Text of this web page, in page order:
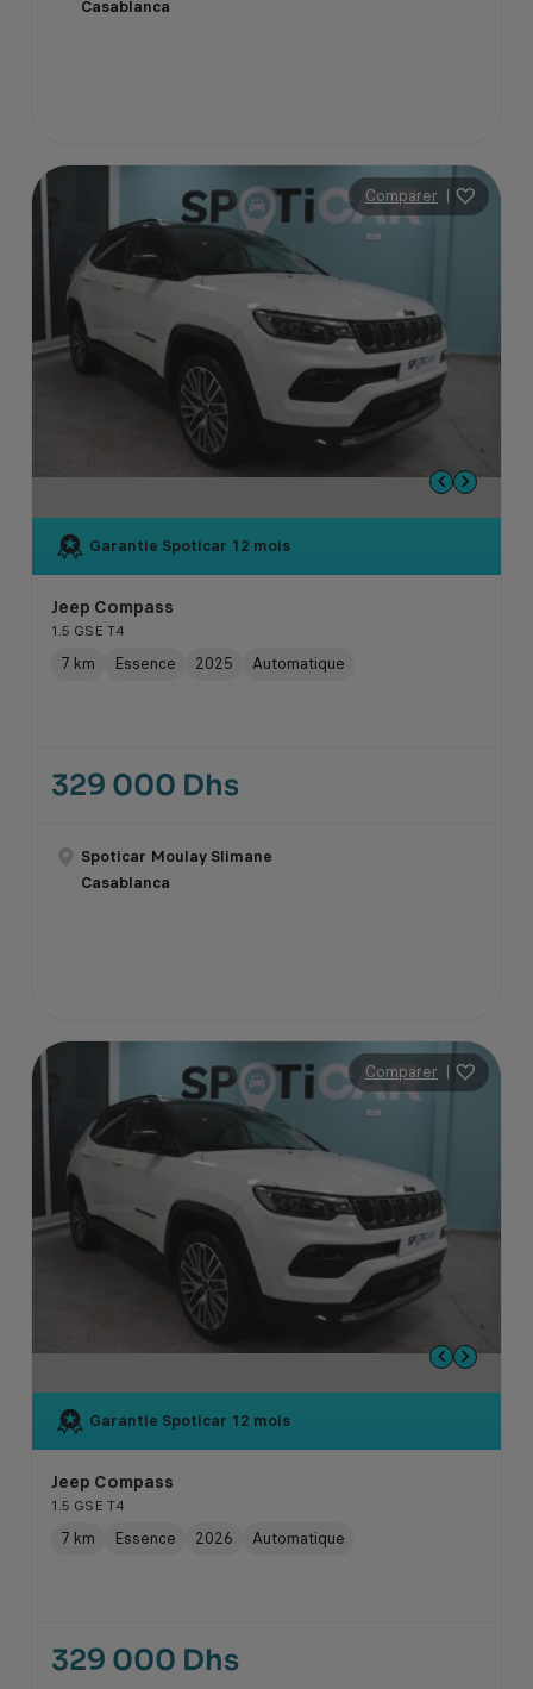
Casablanca
Comparer |
Garantie Spoticar 12 mois
Jeep Compass
1.5 GSE T4
7 km Essence 2025 Automatique
329 000 Dhs
Spoticar Moulay Slimane
Casablanca
Comparer |
Garantie Spoticar 12 mois
Jeep Compass
1.5 GSE T4
7 km Essence 2026 Automatique
329 000 Dhs